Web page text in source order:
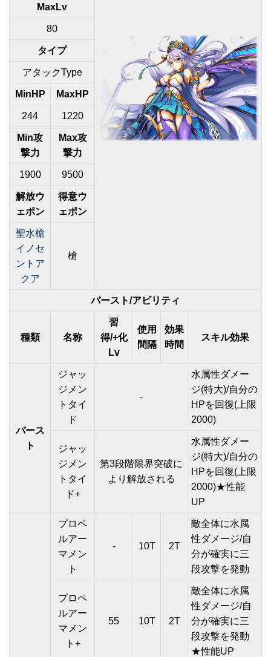
MaxLv
80
タイプ
アタックType
MinHP MaxHP
244 1220
Min攻
撃力
Max攻
撃力
1900 9500
解放ウ
ェポン
得意ウ
ェポン
聖水槍
イノセ
ントア
クア
槍
バースト/アビリティ
種類 名称
習
得/+化
Lv
使用
間隔
効果
時間
スキル効果
バース
ト
ジャッ
ジメン
トタイ
ド
-
水属性ダメー
ジ(特大)/自分の
HPを回復(上限
2000)
ジャッ
ジメン
トタイ
ド+
第3段階限界突破に
より解放される
水属性ダメー
ジ(特大)/自分の
HPを回復(上限
2000)★性能
UP
プロペ
ルアー
マメン
ト
- 10T 2T
敵全体に水属
性ダメージ/自
分が確実に三
段攻撃を発動
プロペ
ルアー
マメン
ト+
55 10T 2T
敵全体に水属
性ダメージ/自
分が確実に三
段攻撃を発動
★性能UP